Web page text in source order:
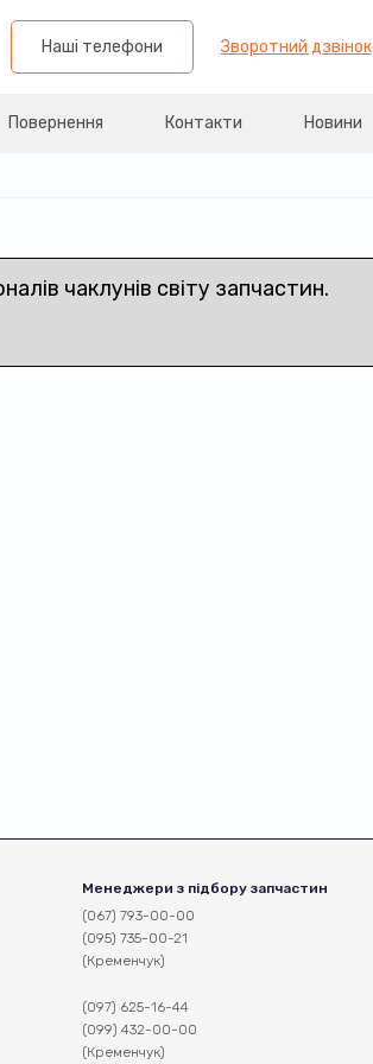
Наші телефони Зворотний дзвінок
Повернення Контакти Новини
чаклунів світу запчастин.
Менеджери з підбору запчастин
(067) 793-00-00
(095) 735-00-21
(Кременчук)
(097) 625-16-44
(099) 432-00-00
(Кременчук)